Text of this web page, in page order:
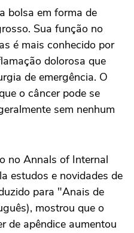
bolsa em forma de
Sua função no
é mais conhecido por
dolorosa que
de emergência. O
o câncer pode se
sem nenhum
no Annals of Internal
estudos e novidades de
para "Anais de
mostrou que o
de apêndice aumentou